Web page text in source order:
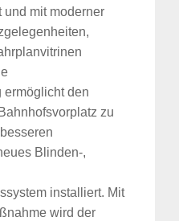
mit moderner
ermöglicht den
zu
Blinden-,
installiert. Mit
wird der